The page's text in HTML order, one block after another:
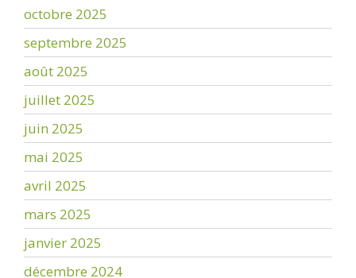
octobre 2025
septembre 2025
août 2025
juillet 2025
juin 2025
mai 2025
avril 2025
mars 2025
janvier 2025
décembre 2024